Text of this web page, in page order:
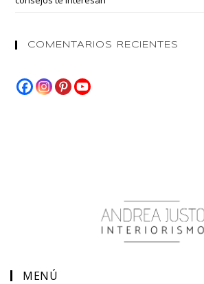
COMENTARIOS RECIENTES
MENÚ